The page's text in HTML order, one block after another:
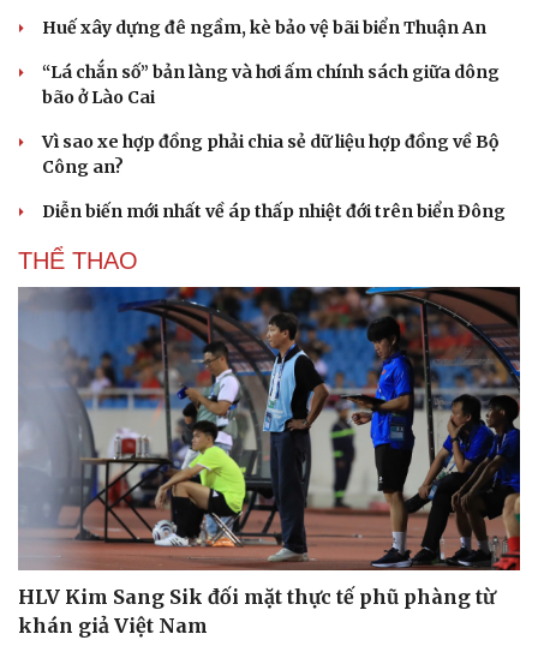
Huế xây dựng đê ngầm, kè bảo vệ bãi biển Thuận An
“Lá chắn số” bản làng và hơi ấm chính sách giữa dông
bão ở Lào Cai
Vì sao xe hợp đồng phải chia sẻ dữ liệu hợp đồng về Bộ
Công an?
Diễn biến mới nhất về áp thấp nhiệt đới trên biển Đông
THỂ THAO
HLV Kim Sang Sik đối mặt thực tế phũ phàng từ
khán giả Việt Nam